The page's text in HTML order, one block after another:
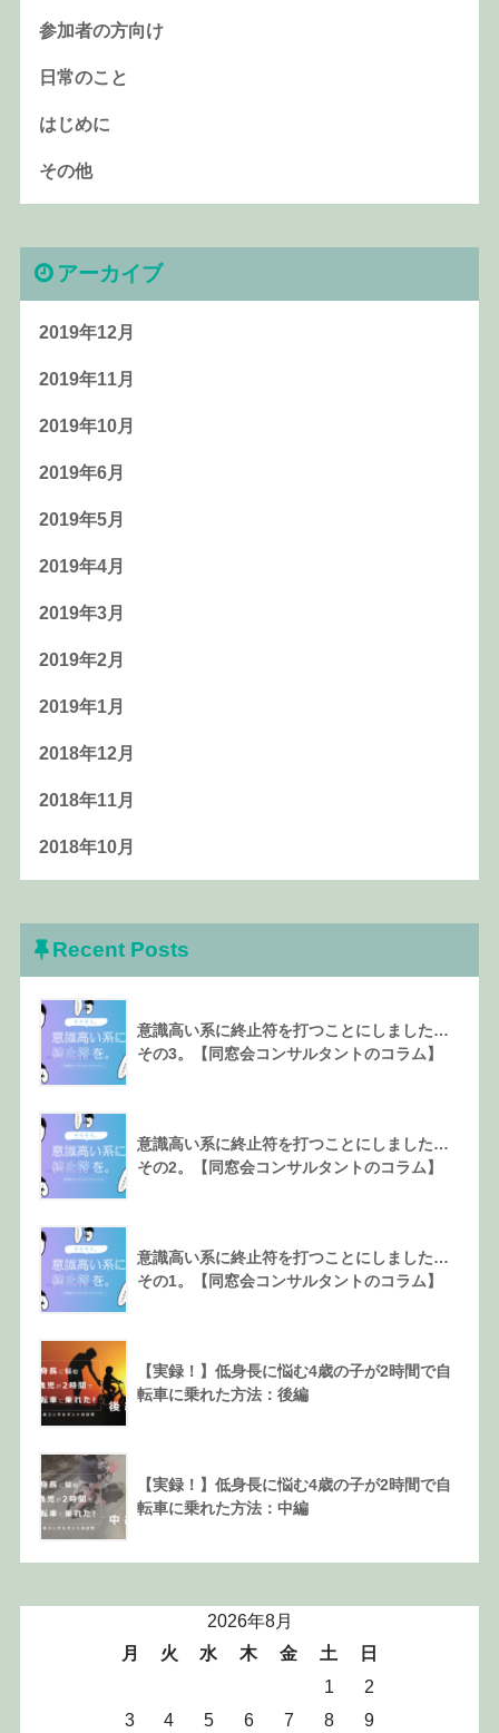
参加者の方向け
日常のこと
はじめに
その他
アーカイブ
2019年12月
2019年11月
2019年10月
2019年6月
2019年5月
2019年4月
2019年3月
2019年2月
2019年1月
2018年12月
2018年11月
2018年10月
Recent Posts
意識高い系に終止符を打つことにしました…
その3。【同窓会コンサルタントのコラム】
意識高い系に終止符を打つことにしました…
その2。【同窓会コンサルタントのコラム】
意識高い系に終止符を打つことにしました…
その1。【同窓会コンサルタントのコラム】
【実録！】低身長に悩む4歳の子が2時間で自
転車に乗れた方法：後編
【実録！】低身長に悩む4歳の子が2時間で自
転車に乗れた方法：中編
2026年8月
月
火 水 木 金 土
日
1
2
3
4 5 6 7 8 9